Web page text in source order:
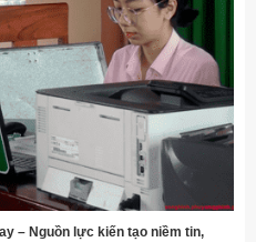
– Nguồn lực kiến tạo niềm tin,